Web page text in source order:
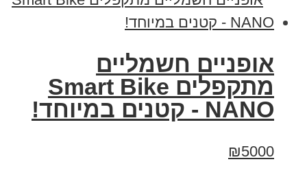
אופניים חשמליים
מתקפלים Smart Bike
NANO - קטנים במיוחד!
₪5000